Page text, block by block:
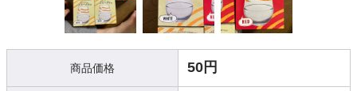
商品価格 50円